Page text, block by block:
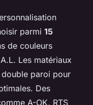
parmi 15
de couleurs
Les matériaux
double paroi pour
Des
A-OK, RTS